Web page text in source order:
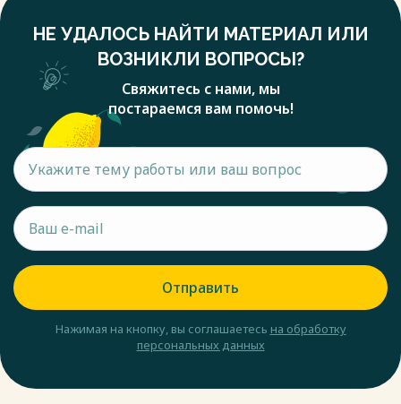
НЕ УДАЛОСЬ НАЙТИ МАТЕРИАЛ ИЛИ
ВОЗНИКЛИ ВОПРОСЫ?
Свяжитесь с нами, мы
постараемся вам помочь!
Отправить
Нажимая на кнопку, вы соглашаетесь на обработку
персональных данных